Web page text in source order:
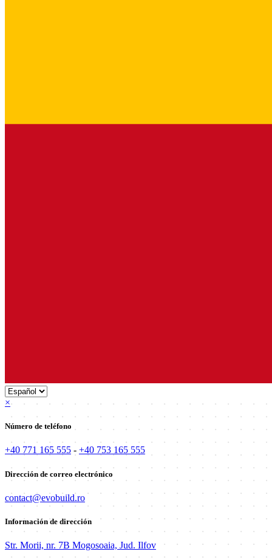
×
Número de teléfono
+40 771 165 555 - +40 753 165 555
Dirección de correo electrónico
contact@evobuild.ro
Información de dirección
Str. Morii, nr. 7B Mogosoaia, Jud. Ilfov